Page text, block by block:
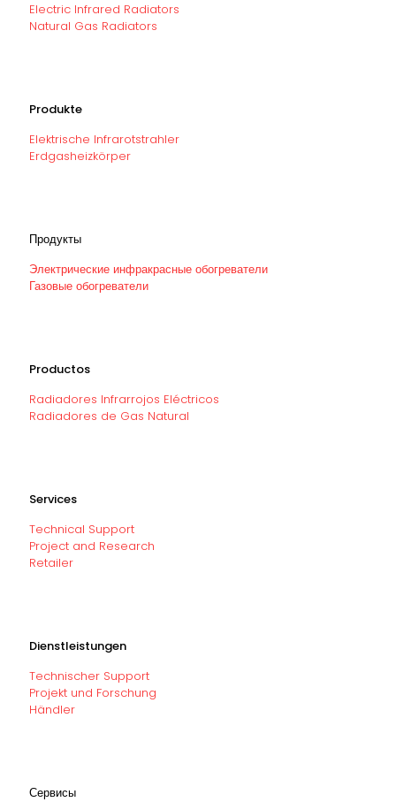
Electric Infrared Radiators
Natural Gas Radiators
Produkte
Elektrische Infrarotstrahler
Erdgasheizkörper
Продукты
Электрические инфракрасные обогреватели
Газовые обогреватели
Productos
Radiadores Infrarrojos Eléctricos
Radiadores de Gas Natural
Services
Technical Support
Project and Research
Retailer
Dienstleistungen
Technischer Support
Projekt und Forschung
Händler
Сервисы